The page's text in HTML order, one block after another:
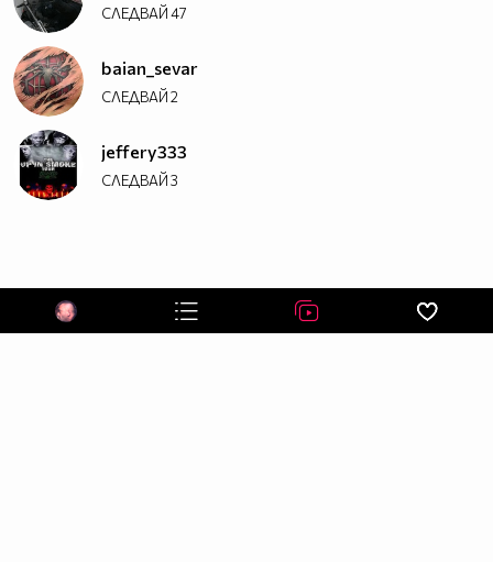
СЛЕДВАЙ47
baian_sevar
СЛЕДВАЙ2
jeffery333
СЛЕДВАЙ3